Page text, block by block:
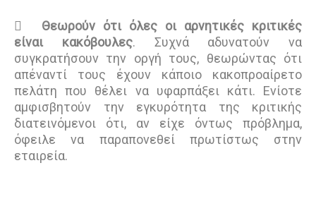
 Θεωρούν ότι όλες οι αρνητικές κριτικές
είναι κακόβουλες. Συχνά αδυνατούν να
συγκρατήσουν την οργή τους, θεωρώντας ότι
απέναντί τους έχουν κάποιο κακοπροαίρετο
πελάτη που θέλει να υφαρπάξει κάτι. Ενίοτε
αμφισβητούν την εγκυρότητα της κριτικής
διατεινόμενοι ότι, αν είχε όντως πρόβλημα,
όφειλε να παραπονεθεί πρωτίστως στην
εταιρεία.